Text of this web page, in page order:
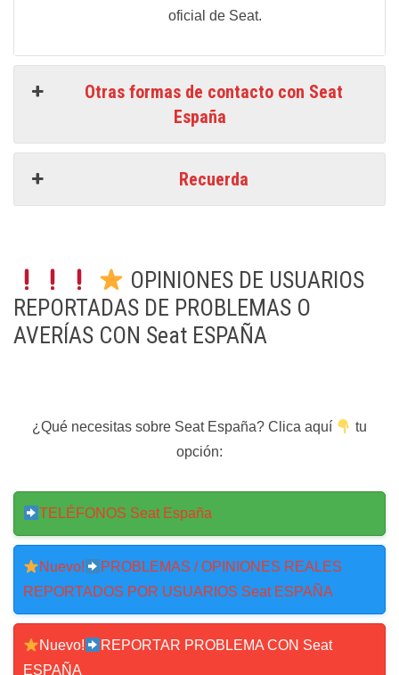
oficial de Seat.
Otras formas de contacto con Seat
España
Recuerda
OPINIONES DE USUARIOS
REPORTADAS DE PROBLEMAS O
AVERÍAS CON Seat ESPAÑA
¿Qué necesitas sobre Seat España? Clica aquí
tu
opción:
TELÉFONOS Seat España
Nuevo!
PROBLEMAS / OPINIONES REALES
REPORTADOS POR USUARIOS Seat ESPAÑA
Nuevo!
REPORTAR PROBLEMA CON Seat
ESPAÑA